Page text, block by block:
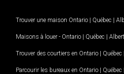
Trouver une maison Ontario | Québec |
Maisons à louer - Ontario | Québec |
Trouver des courtiers en Ontario | Québec
Parcourir les bureaux en Ontario | Québec